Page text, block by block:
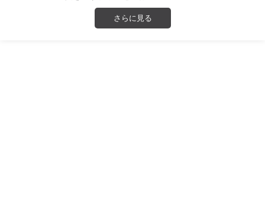
さらに見る